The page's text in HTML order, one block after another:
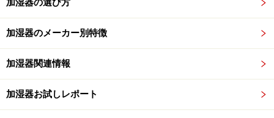
加湿器の選び方
加湿器のメーカー別特徴
加湿器関連情報
加湿器お試しレポート